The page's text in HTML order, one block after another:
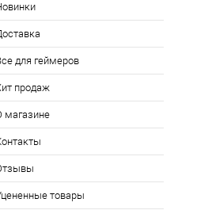
для геймеров
продаж
магазине
товары